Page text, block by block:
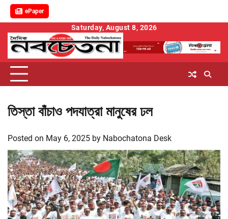
ePaper
content
Saturday, August 8, 2026
তিস্তা বাঁচাও পদযাত্রা মানুষের ঢল
Posted on May 6, 2025 by Nabochatona Desk